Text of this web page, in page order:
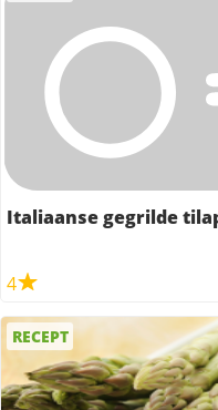
Italiaanse gegrilde
4
RECEPT